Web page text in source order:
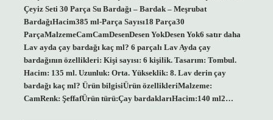
Çeyiz Seti 30 Parça Su Bardağı – Bardak – Meşrubat
BardağıHacim385 ml-Parça Sayısı18 Parça30
ParçaMalzemeCamCamDesenDesen YokDesen Yok6 satır daha
Lav ayda çay bardağı kaç ml? 6 parçalı Lav Ayda çay
bardağının özellikleri: Kişi sayısı: 6 kişilik. Tasarım: Tombul.
Hacim: 135 ml. Uzunluk: Orta. Yükseklik: 8. Lav derin çay
bardağı kaç ml? Ürün bilgisiÜrün özellikleriMalzeme:
CamRenk: ŞeffafÜrün türü:Çay bardaklarıHacim:140 ml2…